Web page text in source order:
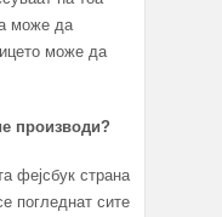
може да
може да
производи?
фејсбук страна
погледнат сите